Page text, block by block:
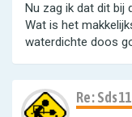
Nu zag ik dat dit bij
Wat is het
waterdichte doos
Re: